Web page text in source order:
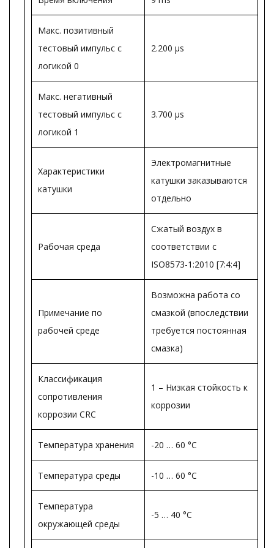
Макс. позитивный
тестовый импульс с
логикой 0
2.200 µs
Макс. негативный
тестовый импульс с
логикой 1
3.700 µs
Характеристики
катушки
Электромагнитные
катушки заказываются
отдельно
Рабочая среда
Сжатый воздух в
соответствии с
ISO8573-1:2010 [7:4:4]
Примечание по
рабочей среде
Возможна работа со
смазкой (впоследствии
требуется постоянная
смазка)
Классификация
сопротивления
коррозии CRC
1 – Низкая стойкость к
коррозии
Температура хранения -20 … 60 °C
Температура среды -10 … 60 °C
Температура
окружающей среды
-5 … 40 °C